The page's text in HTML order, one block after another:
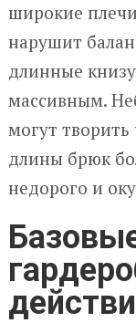
широкие
нарушит
длинные
массивным.
могут
длины брюк
недорого и